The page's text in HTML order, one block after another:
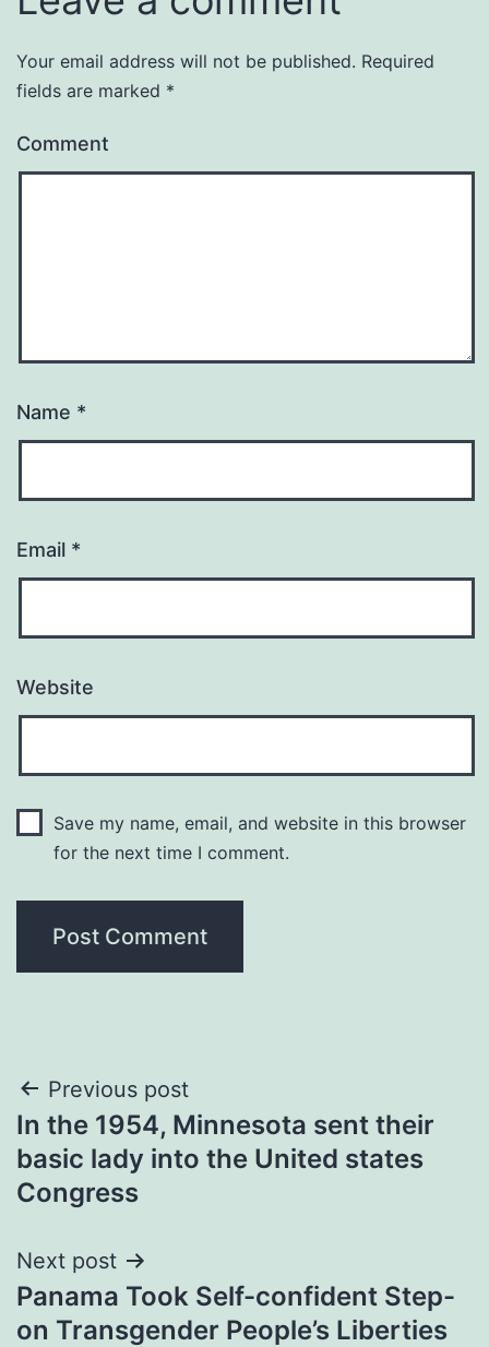
Your email address will not be published. Required
fields are marked *
Comment
Name *
Email *
Website
Save my name, email, and website in this browser
for the next time I comment.
Post
navigation
Previous post
In the 1954, Minnesota sent their
basic lady into the United states
Congress
Next post
Panama Took Self-confident Step-
on Transgender People’s Liberties